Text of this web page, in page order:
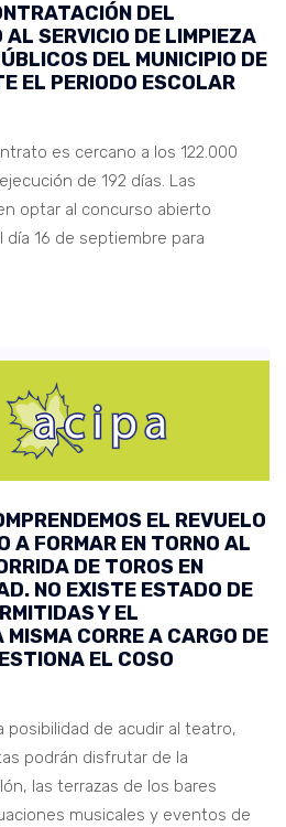
DEL
AL SERVICIO DE LIMPIEZA
DEL MUNICIPIO DE
EL PERIODO ESCOLAR
es cercano a los 122.000
de 192 días. Las
optar al concurso abierto
16 de septiembre para
EL REVUELO
A FORMAR EN TORNO AL
DE TOROS EN
NO EXISTE ESTADO DE
Y EL
CORRE A CARGO DE
EL COSO
posibilidad de acudir al teatro,
podrán disfrutar de la
las terrazas de los bares
musicales y eventos de